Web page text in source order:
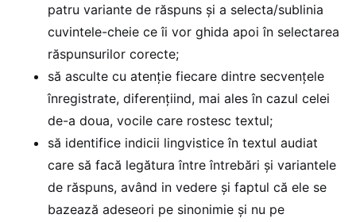
patru variante de răspuns și a selecta/sublinia
cuvintele-cheie ce îi vor ghida apoi în selectarea
răspunsurilor corecte;
să asculte cu atenție fiecare dintre secvențele
înregistrate, diferențiind, mai ales în cazul celei
de-a doua, vocile care rostesc textul;
să identifice indicii lingvistice în textul audiat
care să facă legătura între întrebări și variantele
de răspuns, având in vedere și faptul că ele se
bazează adeseori pe sinonimie și nu pe